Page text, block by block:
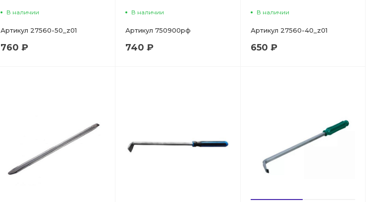
В наличии
Артикул 27560-50_z01
760 ₽
В наличии
Артикул 750900рф
740 ₽
В наличии
Артикул 27560-40_z01
650 ₽